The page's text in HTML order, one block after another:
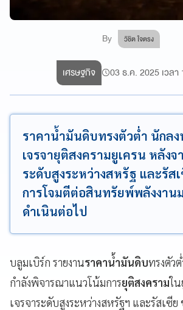
By วิชิต ใจตรง
เศรษฐกิจ 03 ธ.ค. 2025 เวลา
ราคาน้ำมันดิบทรงตัวต่ำ นักล
เจรจายุติสงครามยูเครน หลังจ
ระดับสูงระหว่างสหรัฐ และรัส
การโจมตีต่อสินทรัยพ์พลังงาน
ดำเนินต่อไป
บลูมเบิร์ก รายงานราคาน้ำมันดิบทรงตัว
กำลังพิจารณาแนวโน้มการยุติสงครามใ
เจรจาระดับสูงระหว่างสหรัฐฯ และรัสเซี